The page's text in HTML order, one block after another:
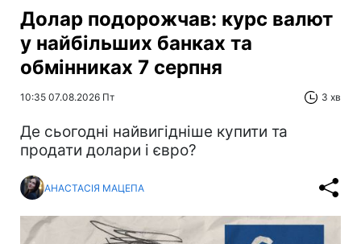
Долар подорожчав: курс валют
у найбільших банках та
обмінниках 7 серпня
10:35 07.08.2026 Пт 3 хв
Де сьогодні найвигідніше купити та
продати долари і євро?
АНАСТАСІЯ МАЦЕПА